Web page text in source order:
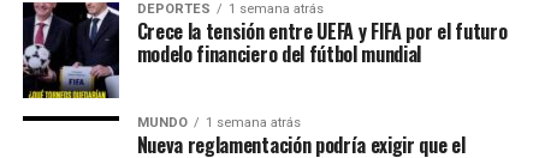
Encuentra más notas como esta aquí:
ENTRETENIMIENTO
DEPORTES 1 semana atrás
Crece la tensión entre UEFA y FIFA por el futuro
modelo financiero del fútbol mundial
MUNDO 1 semana atrás
Nueva reglamentación podría exigir que el